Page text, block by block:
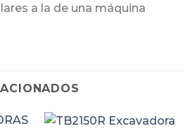
a la de una máquina